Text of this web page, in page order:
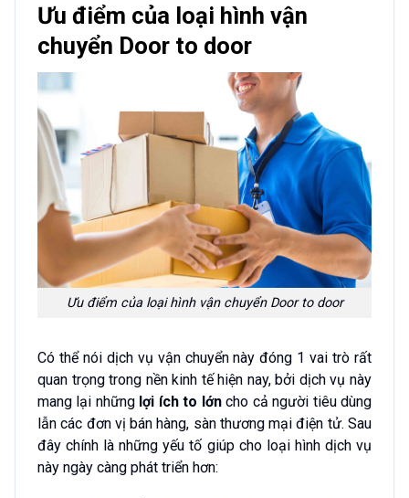
Ưu điểm của loại hình vận
chuyển Door to door
Ưu điểm của loại hình vận chuyển Door to door
Có thể nói dịch vụ vận chuyển này đóng 1 vai trò rất
quan trọng trong nền kinh tế hiện nay, bởi dịch vụ này
mang lại những lợi ích to lớncho cả người tiêu dùng
lẫn các đơn vị bán hàng, sàn thương mại điện tử. Sau
đây chính là những yếu tố giúp cho loại hình dịch vụ
này ngày càng phát triển hơn: